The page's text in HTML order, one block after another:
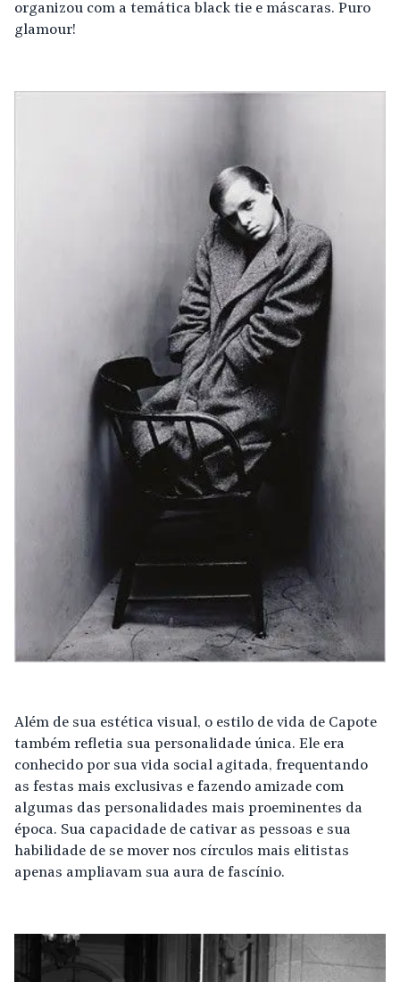
organizou com a temática black tie e máscaras. Puro
glamour!
Além de sua estética visual, o estilo de vida de Capote
também refletia sua personalidade única. Ele era
conhecido por sua vida social agitada, frequentando
as festas mais exclusivas e fazendo amizade com
algumas das personalidades mais proeminentes da
época. Sua capacidade de cativar as pessoas e sua
habilidade de se mover nos círculos mais elitistas
apenas ampliavam sua aura de fascínio.